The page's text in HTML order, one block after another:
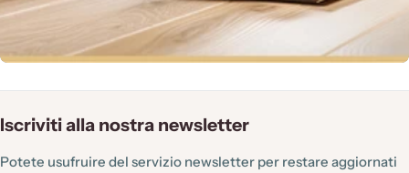
Iscriviti alla nostra newsletter
Potete usufruire del servizio newsletter per restare aggiornati